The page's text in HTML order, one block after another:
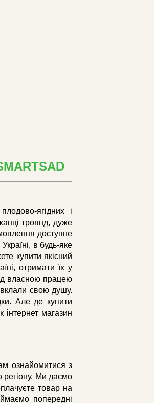
ягідних і
троянд, дуже
доступне
в будь-яке
купити якісний
отримати їх у
власною працею
свою душу.
Але де купити
магазин
ознайомитися з
регіону. Ми даємо
товар на
попередні